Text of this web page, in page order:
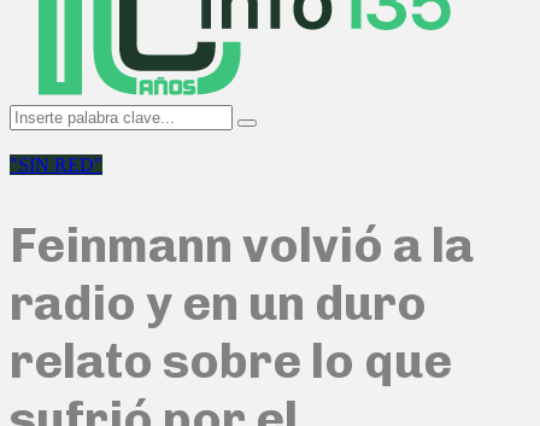
Search
for:
Search
"SIN RED"
Feinmann volvió a la
radio y en un duro
relato sobre lo que